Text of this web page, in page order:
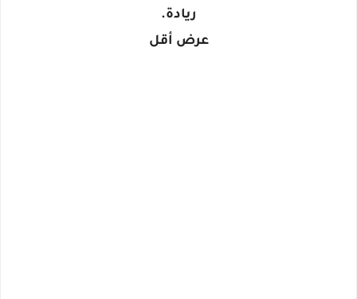
ريادة.
عرض أقل